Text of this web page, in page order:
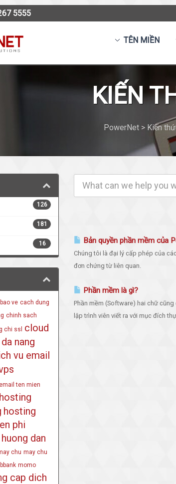
5555
TÊN MIỀN
KIẾN
PowerNet > Kiến
126
181
16 Bản quyền phần mềm của
Chúng tôi là đại lý cấp phép của
đơn chứng từ liên quan.
Phần mềm là gì?
Phần mềm (Software) hai chữ
lập trình viên viết ra với mục đích
bao ve cach dung
chinh sach
chi ssl
cloud
da nang
vu email
email ten mien
hosting
hosting
phi
huong dan
chu may chu
momo
cap dich